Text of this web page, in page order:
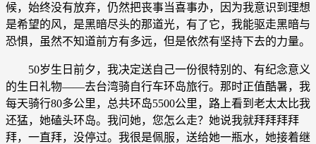
候，始终没有放弃，仍然把丧事当喜事办，因为我意识到理想
是希望的风，是黑暗尽头的那道光，有了它，我能驱走黑暗与
恐惧，虽然不知道前方有多远，但是依然有坚持下去的力量。
50岁生日前夕，我决定送自己一份很特别的、有纪念意义
的生日礼物——去台湾骑自行车环岛旅行。那时正值酷暑，我
每天骑行80多公里，总共环岛5500公里，路上看到老太太比我
还猛，她磕头环岛。我问她，您怎么走？她说我就拜拜拜拜
拜，一直拜，没停过。我很是佩服，送给她一瓶水，她接着继